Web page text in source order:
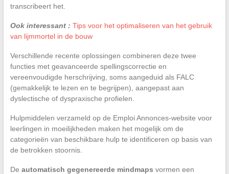
transcribeert het.
Ook interessant : Tips voor het optimaliseren van het gebruik
van lijmmortel in de bouw
Verschillende recente oplossingen combineren deze twee
functies met geavanceerde spellingscorrectie en
vereenvoudigde herschrijving, soms aangeduid als FALC
(gemakkelijk te lezen en te begrijpen), aangepast aan
dyslectische of dyspraxische profielen.
Hulpmiddelen verzameld op de Emploi Annonces-website voor
leerlingen in moeilijkheden maken het mogelijk om de
categorieën van beschikbare hulp te identificeren op basis van
de betrokken stoornis.
De automatisch gegenereerde mindmaps vormen een